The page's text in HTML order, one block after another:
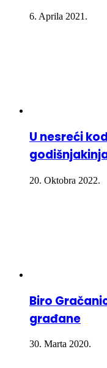
6. Aprila 2021.
U nesreći
20. Oktobra 2022.
Biro
građane
30. Marta 2020.